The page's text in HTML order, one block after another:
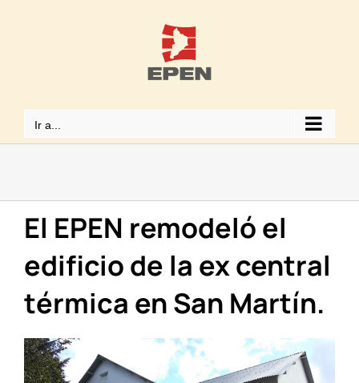
Ir a...
El EPEN remodeló el
edificio de la ex central
térmica en San Martín.